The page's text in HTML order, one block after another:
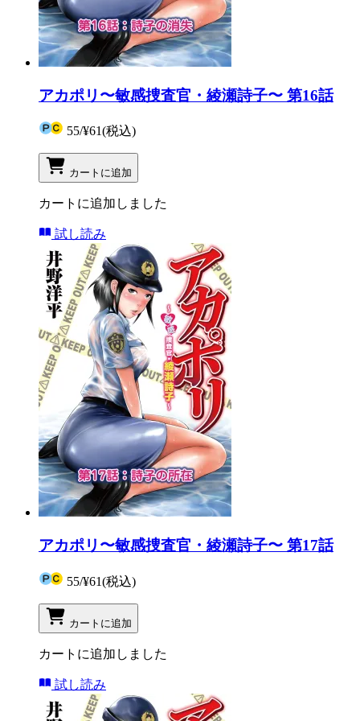
アカポリ〜敏感捜査官・綾瀬詩子〜 第16話
55/¥61(税込)
カートに追加
カートに追加しました
試し読み
アカポリ〜敏感捜査官・綾瀬詩子〜 第17話
55/¥61(税込)
カートに追加
カートに追加しました
試し読み